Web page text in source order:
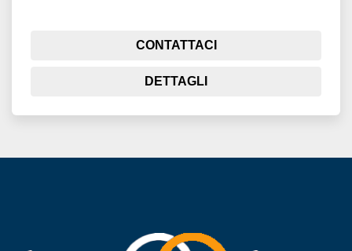
CONTATTACI
DETTAGLI